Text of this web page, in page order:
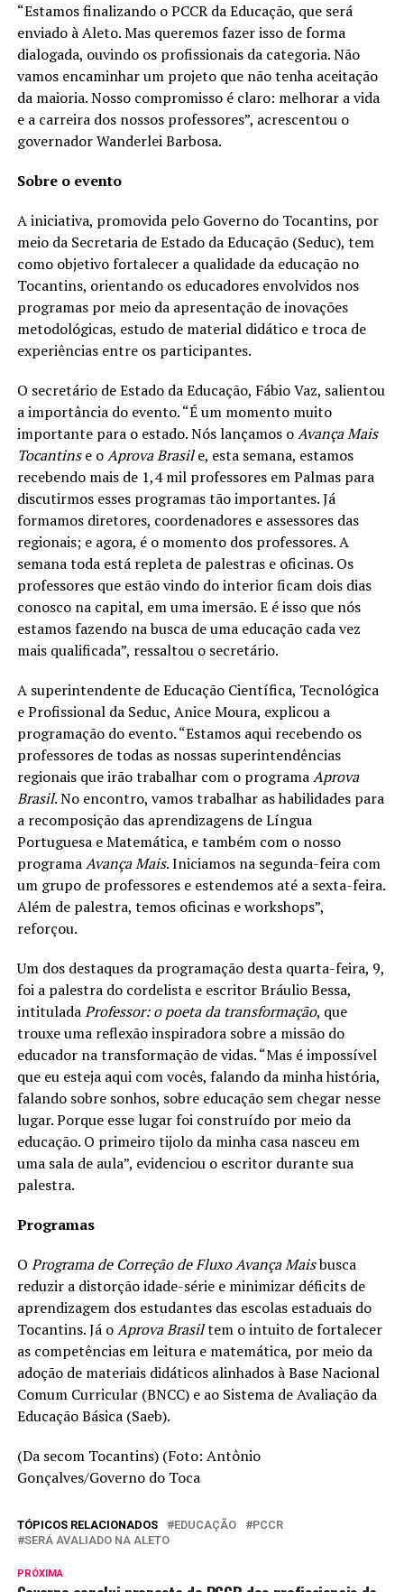
“Estamos finalizando o PCCR da Educação, que será
enviado à Aleto. Mas queremos fazer isso de forma
dialogada, ouvindo os profissionais da categoria. Não
vamos encaminhar um projeto que não tenha aceitação
da maioria. Nosso compromisso é claro: melhorar a vida
e a carreira dos nossos professores”, acrescentou o
governador Wanderlei Barbosa.
Sobre o evento
A iniciativa, promovida pelo Governo do Tocantins, por
meio da Secretaria de Estado da Educação (Seduc), tem
como objetivo fortalecer a qualidade da educação no
Tocantins, orientando os educadores envolvidos nos
programas por meio da apresentação de inovações
metodológicas, estudo de material didático e troca de
experiências entre os participantes.
O secretário de Estado da Educação, Fábio Vaz, salientou
a importância do evento. “É um momento muito
importante para o estado. Nós lançamos oAvança Mais
Tocantinse oAprova Brasile, esta semana, estamos
recebendo mais de 1,4 mil professores em Palmas para
discutirmos esses programas tão importantes. Já
formamos diretores, coordenadores e assessores das
regionais; e agora, é o momento dos professores. A
semana toda está repleta de palestras e oficinas. Os
professores que estão vindo do interior ficam dois dias
conosco na capital, em uma imersão. E é isso que nós
estamos fazendo na busca de uma educação cada vez
mais qualificada”, ressaltou o secretário.
A superintendente de Educação Científica, Tecnológica
e Profissional da Seduc, Anice Moura, explicou a
programação do evento. “Estamos aqui recebendo os
professores de todas as nossas superintendências
regionais que irão trabalhar com o programaAprova
Brasil. No encontro, vamos trabalhar as habilidades para
a recomposição das aprendizagens de Língua
Portuguesa e Matemática, e também com o nosso
programaAvança Mais. Iniciamos na segunda-feira com
um grupo de professores e estendemos até a sexta-feira.
Além de palestra, temos oficinas e workshops”,
reforçou.
Um dos destaques da programação desta quarta-feira, 9,
foi a palestra do cordelista e escritor Bráulio Bessa,
intituladaProfessor: o poeta da transformação, que
trouxe uma reflexão inspiradora sobre a missão do
educador na transformação de vidas. “Mas é impossível
que eu esteja aqui com vocês, falando da minha história,
falando sobre sonhos, sobre educação sem chegar nesse
lugar. Porque esse lugar foi construído por meio da
educação. O primeiro tijolo da minha casa nasceu em
uma sala de aula”, evidenciou o escritor durante sua
palestra.
Programas
O Programa de Correção de Fluxo Avança Maisbusca
reduzir a distorção idade-série e minimizar déficits de
aprendizagem dos estudantes das escolas estaduais do
Tocantins. Já oAprova Brasiltem o intuito de fortalecer
as competências em leitura e matemática, por meio da
adoção de materiais didáticos alinhados à Base Nacional
Comum Curricular (BNCC) e ao Sistema de Avaliação da
Educação Básica (Saeb).
(Da secom Tocantins) (Foto: Antônio
Gonçalves/Governo do Toca
TÓPICOS RELACIONADOS EDUCAÇÃO
PCCR
SERÁ AVALIADO NA ALETO
PRÓXIMA